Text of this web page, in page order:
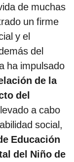
de muchas
un firme
y el
del
ha impulsado
de la
del
a cabo
social,
Educación
del Niño de